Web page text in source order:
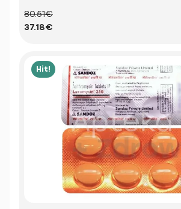
80.51€
37.18€
Hit!